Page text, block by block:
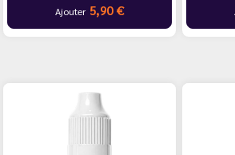
Ajouter 5,90 €